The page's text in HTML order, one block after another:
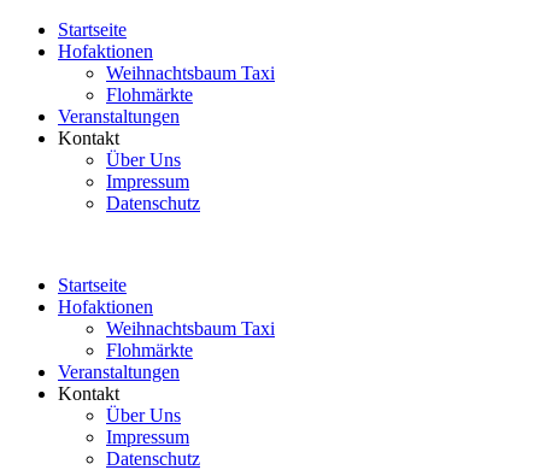
Startseite
Hofaktionen
Weihnachtsbaum Taxi
Flohmärkte
Veranstaltungen
Kontakt
Über Uns
Impressum
Datenschutz
Startseite
Hofaktionen
Weihnachtsbaum Taxi
Flohmärkte
Veranstaltungen
Kontakt
Über Uns
Impressum
Datenschutz